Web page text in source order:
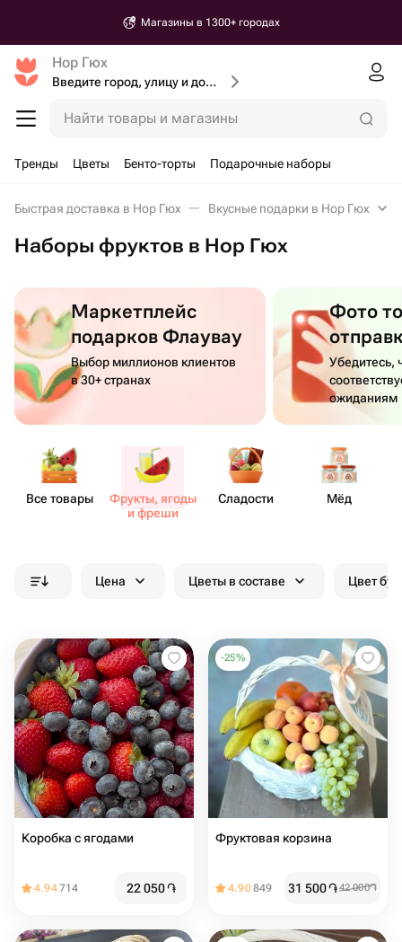
Магазины в 1300+ городах
Нор Гюх
Введите город, улицу и дом доставки
Найти товары и магазины
Тренды Цветы Бенто-торты Подарочные наборы
Быстрая доставка в Нор Гюх Вкусные подарки в Нор Гюх
Наборы фруктов в Нор Гюх
Маркетплейс
подарков Флаувау
Выбор миллионов клиентов
в 30+ странах
Фото
Убедитесь,
ожиданиям
Все товары
Фрукты, ягоды
и фреши
Сладости Мёд
Цена Цветы в составе Цвет
Коробка с ягодами
4.94714 22 050֏
-25%
Фруктовая корзина
4.90849 31 500֏42 000֏